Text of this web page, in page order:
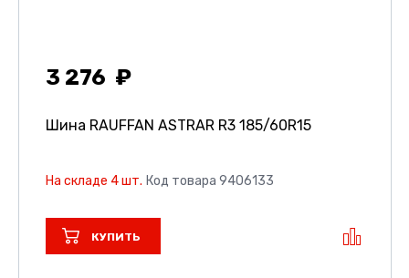
3 276
Шина RAUFFAN ASTRAR R3 185/60R15
На складе 4 шт. Код товара 9406133
КУПИТЬ